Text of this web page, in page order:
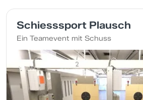
Schiesssport Plausch
Ein Teamevent mit Schuss